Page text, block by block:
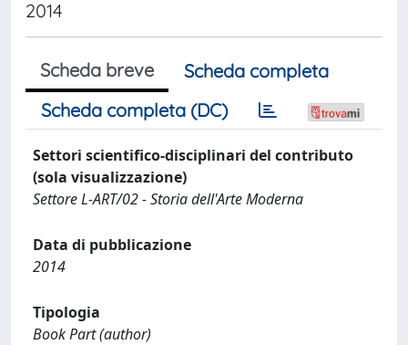
2014
Scheda breve
Scheda completa
Scheda completa (DC)
Settori scientifico-disciplinari del contributo
(sola visualizzazione)
Settore L-ART/02 - Storia dell'Arte Moderna
Data di pubblicazione
2014
Tipologia
Book Part (author)